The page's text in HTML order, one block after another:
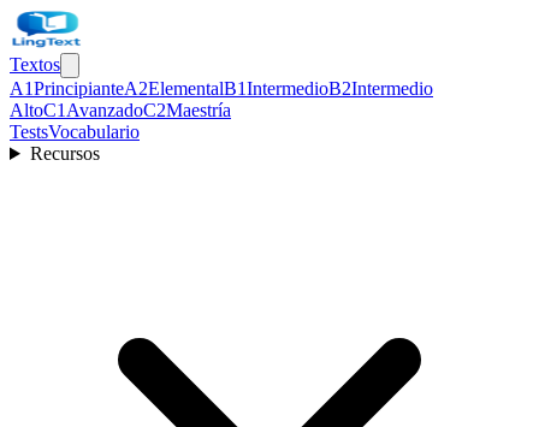
Textos
A1PrincipianteA2ElementalB1IntermedioB2Intermedio
AltoC1 AvanzadoC2Maestría
TestsVocabulario
Recursos